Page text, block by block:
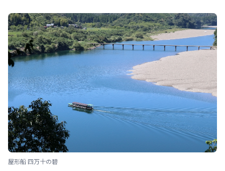
屋形船 四万十の碧